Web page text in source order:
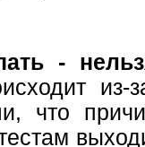
-
из-
что